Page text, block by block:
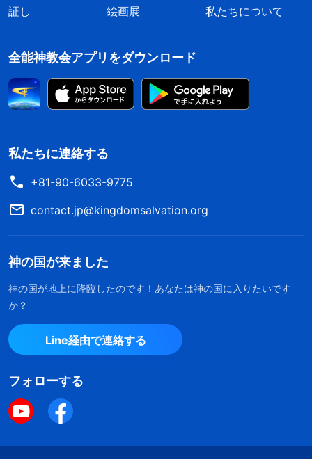
証し
絵画展 私たちについて
全能神教会アプリをダウンロード
私たちに連絡する
+81-90-6033-9775
contact.jp@kingdomsalvation.org
神の国が来ました
神の国が地上に降臨したのです！あなたは神の国に入りたいです
か？
Line経由で連絡する
フォローする